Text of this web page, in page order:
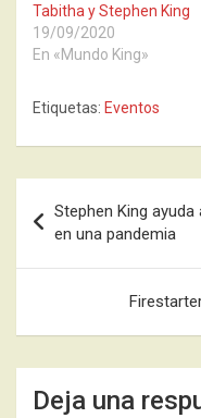
Tabitha y Stephen King
19/09/2020
En «Mundo King»
Etiquetas: Eventos
de
entradas
Stephen King
en una pandemia
Deja una